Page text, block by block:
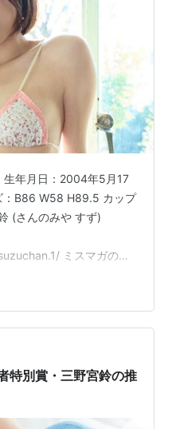
生年月日：2004年5月17
：B86 W58 H89.5 カップ
(さんのみや すず)
ミスマガのア
作者:三野宮鈴講談社
ソビバ！ ミスマガ２０２
ヤンマガデジタル写真集
マガジン２０２２ソロ
特別賞・三野宮鈴の推